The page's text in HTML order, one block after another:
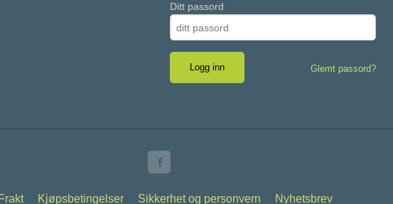
Ditt passord
Glemt passord?
Kjøpsbetingelser Sikkerhet og personvern Nyhetsbrev